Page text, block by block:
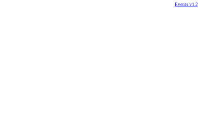
Events v1.2